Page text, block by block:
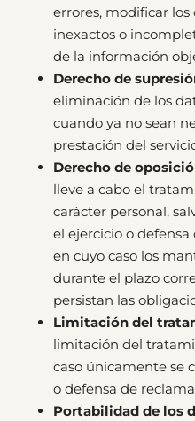
errores, modificar
inexactos o
de la información
Derecho de
eliminación de los
cuando ya no sean
prestación del
Derecho de
lleve a cabo el
carácter personal,
el ejercicio o
en cuyo caso los
durante el plazo
persistan las
Limitación del
limitación del
caso únicamente se
o defensa de
Portabilidad de los